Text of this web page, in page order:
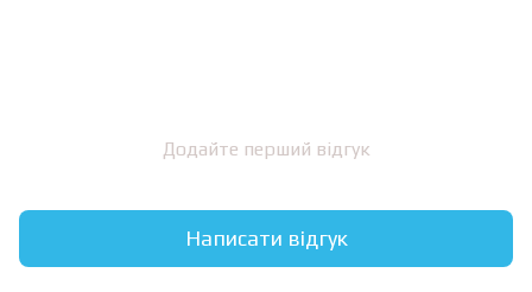
Додайте перший відгук
Написати відгук